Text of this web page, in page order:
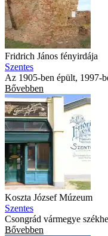
Fridrich János fényirdája
Szentes
Az 1905-ben épült, 1997-
Bővebben
Koszta József Múzeum
Szentes
Csongrád vármegye
Bővebben